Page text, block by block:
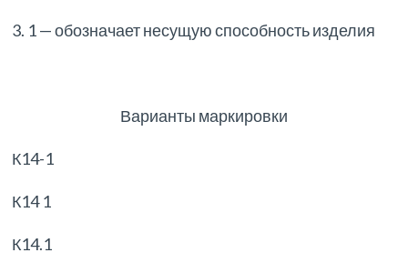
3. 1 — обозначает несущую способность изделия
Варианты маркировки
К14-1
К14 1
К14.1